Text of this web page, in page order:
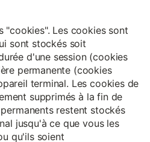
"cookies". Les cookies sont
sont stockés soit
d'une session (cookies
permanente (cookies
terminal. Les cookies de
supprimés à la fin de
restent stockés
jusqu'à ce que vous les
qu'ils soient